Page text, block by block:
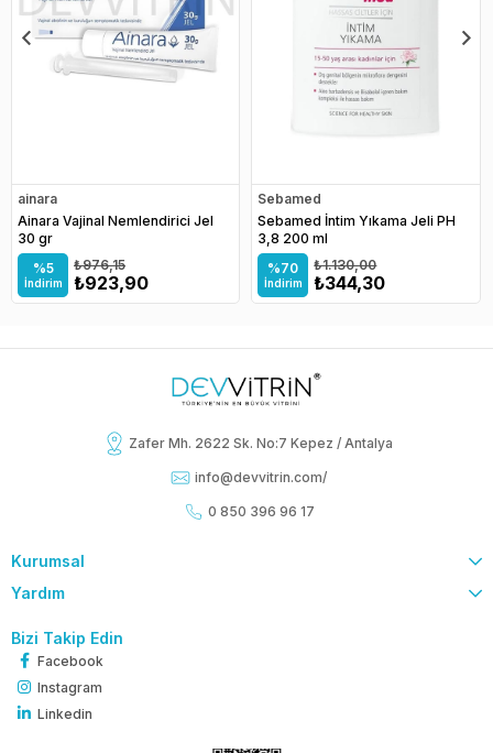
ainara
Ainara Vajinal Nemlendirici Jel
30 gr
%5
İndirim ₺923,90
₺976,15
Sebamed
Sebamed İntim Yıkama Jeli PH
3,8 200 ml
%70
İndirim ₺344,30
₺1.130,00
Zafer Mh. 2622 Sk. No:7 Kepez / Antalya
info@devvitrin.com/
0 850 396 96 17
Kurumsal
Yardım
Bizi Takip Edin
Facebook
Instagram
Linkedin